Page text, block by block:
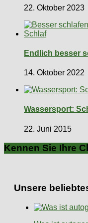
22. Oktober 2023
Endlich besser
14. Oktober 2022
Wassersport:
22. Juni 2015
Kennen Sie Ihre
Unsere